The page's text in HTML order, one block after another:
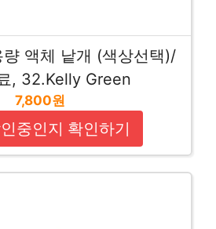
량 액체 낱개 (색상선택)/
, 32.Kelly Green
7,800원
중인지 확인하기